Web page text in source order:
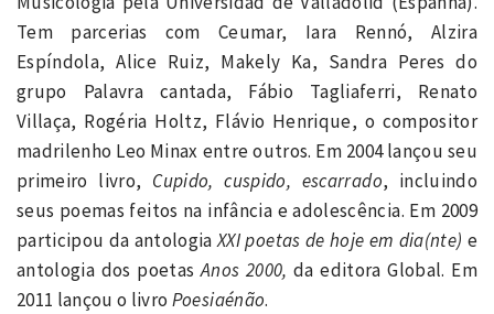
Tem parcerias com Ceumar, Iara Rennó, Alzira
Espíndola, Alice Ruiz, Makely Ka, Sandra Peres do
grupo Palavra cantada, Fábio Tagliaferri, Renato
Villaça, Rogéria Holtz, Flávio Henrique, o compositor
madrilenho Leo Minax entre outros. Em 2004 lançou seu
primeiro livro, Cupido, cuspido, escarrado, incluindo
seus poemas feitos na infância e adolescência. Em 2009
participou da antologiaXXI poetas de hoje em dia(nte) e
antologia dos poetas Anos 2000, da editora Global. Em
2011 lançou o livro Poesiaénão.